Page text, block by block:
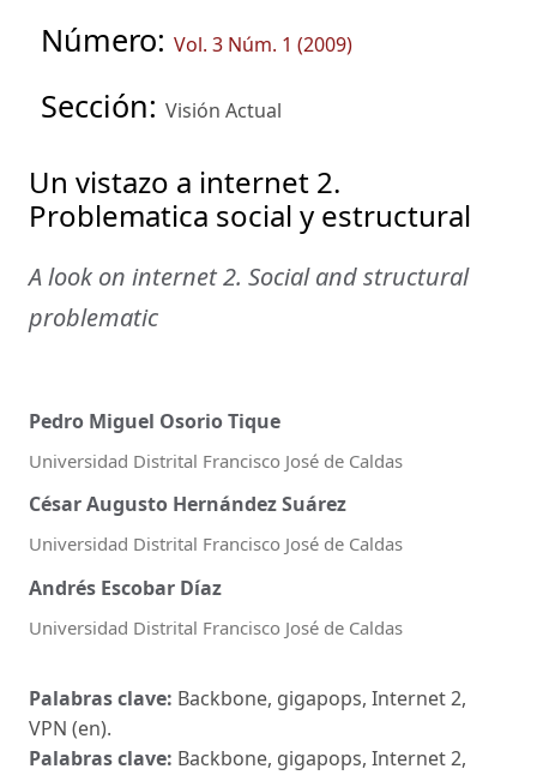
Número: Vol. 3 Núm. 1 (2009)
Sección: Visión Actual
Un vistazo a internet 2.
Problematica social y estructural
A look on internet 2. Social and structural
problematic
Pedro Miguel Osorio Tique
Universidad Distrital Francisco José de Caldas
César Augusto Hernández Suárez
Universidad Distrital Francisco José de Caldas
Andrés Escobar Díaz
Universidad Distrital Francisco José de Caldas
Palabras clave: Backbone, gigapops, Internet 2,
VPN (en).
Palabras clave: Backbone, gigapops, Internet 2,